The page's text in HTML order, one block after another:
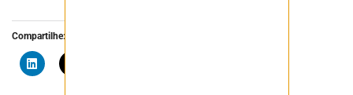
Compartilhe: